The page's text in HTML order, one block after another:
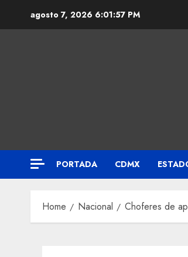
agosto 7, 2026 6:01:58 PM
PORTADA CDMX
Home Nacional Choferes de